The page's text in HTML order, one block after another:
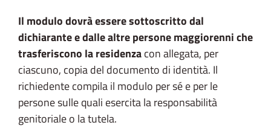
Il modulo dovrà essere sottoscritto dal
dichiarante e dalle altre persone maggiorenni che
trasferiscono la residenzacon allegata, per
ciascuno, copia del documento di identità. Il
richiedente compila il modulo per sé e per le
persone sulle quali esercita la responsabilità
genitoriale o la tutela.